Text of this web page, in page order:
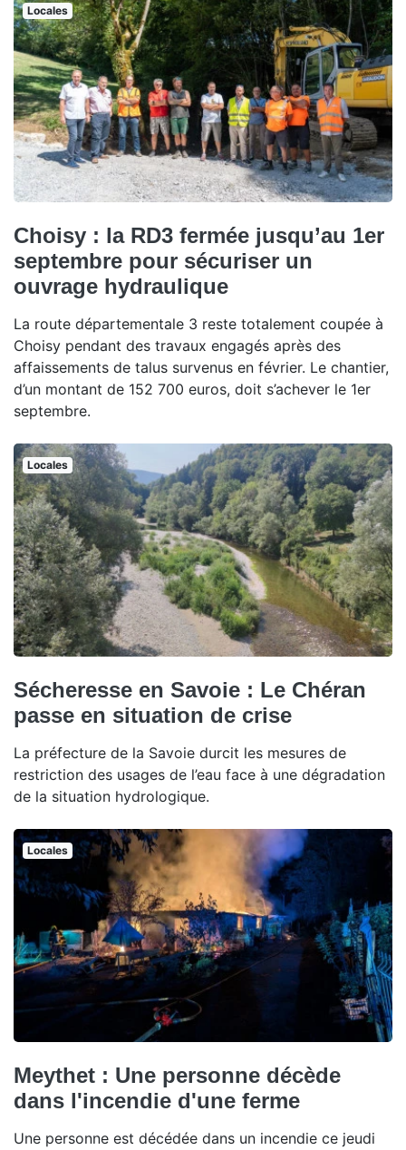
Locales
Choisy : la RD3 fermée jusqu’au 1er
septembre pour sécuriser un
ouvrage hydraulique
La route départementale 3 reste totalement coupée à
Choisy pendant des travaux engagés après des
affaissements de talus survenus en février. Le chantier,
d’un montant de 152 700 euros, doit s’achever le 1er
septembre.
Locales
Sécheresse en Savoie : Le Chéran
passe en situation de crise
La préfecture de la Savoie durcit les mesures de
restriction des usages de l’eau face à une dégradation
de la situation hydrologique.
Locales
Meythet : Une personne décède
dans l'incendie d'une ferme
Une personne est décédée dans un incendie ce jeudi